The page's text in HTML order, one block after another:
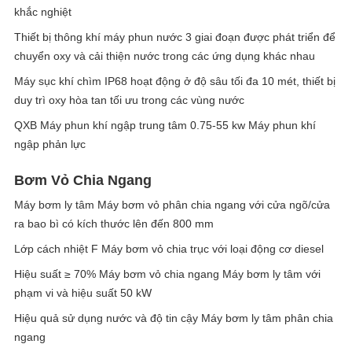
khắc nghiệt
Thiết bị thông khí máy phun nước 3 giai đoạn được phát triển để
chuyển oxy và cải thiện nước trong các ứng dụng khác nhau
Máy sục khí chìm IP68 hoạt động ở độ sâu tối đa 10 mét, thiết bị
duy trì oxy hòa tan tối ưu trong các vùng nước
QXB Máy phun khí ngập trung tâm 0.75-55 kw Máy phun khí
ngập phản lực
Bơm Vỏ Chia Ngang
Máy bơm ly tâm Máy bơm vỏ phân chia ngang với cửa ngõ/cửa
ra bao bì có kích thước lên đến 800 mm
Lớp cách nhiệt F Máy bơm vỏ chia trục với loại động cơ diesel
Hiệu suất ≥ 70% Máy bơm vỏ chia ngang Máy bơm ly tâm với
phạm vi và hiệu suất 50 kW
Hiệu quả sử dụng nước và độ tin cậy Máy bơm ly tâm phân chia
ngang